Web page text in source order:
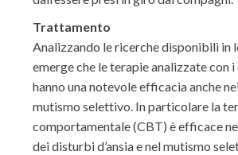
Trattamento
Analizzando le ricerche disponibili in
emerge che le terapie analizzate con i
hanno una notevole efficacia anche
mutismo selettivo. In particolare la
comportamentale (CBT) è efficace
dei disturbi d’ansia e nel mutismo